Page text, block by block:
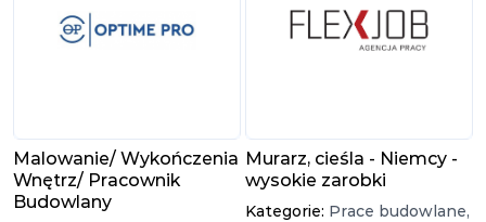
Malowanie/ Wykończenia
Wnętrz/ Pracownik
Budowlany
Murarz, cieśla - Niemcy -
wysokie zarobki
Kategorie: Prace budowlane,